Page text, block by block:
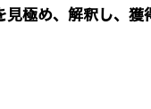
極め、解釈し、獲